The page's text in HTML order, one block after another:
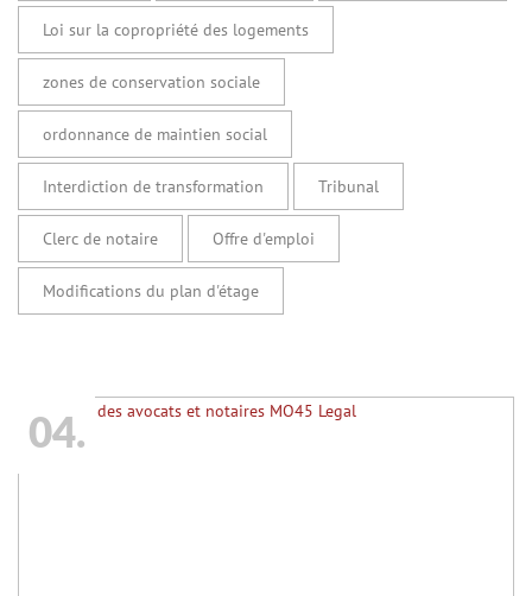
Loi sur la copropriété des logements
zones de conservation sociale
ordonnance de maintien social
Interdiction de transformation Tribunal
Clerc de notaire Offre d'emploi
Modifications du plan d'étage
04.